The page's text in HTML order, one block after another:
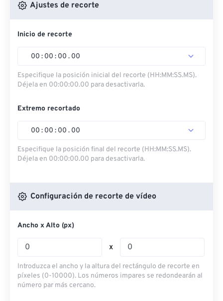
Ajustes de recorte
Inicio de recorte
00 : 00 : 00 . 00
Especifique la posición inicial del recorte (HH:MM:SS.MS).
Déjela en 00:00:00.00 para desactivarla.
Extremo recortado
00 : 00 : 00 . 00
Especifique la posición final del recorte (HH:MM:SS.MS).
Déjela en 00:00:00.00 para desactivarla.
Configuración de recorte de vídeo
Ancho x Alto (px)
x
Introduzca el ancho y la altura del rectángulo de recorte en
píxeles (0-10000). Los números impares se redondearán al
número par más cercano.